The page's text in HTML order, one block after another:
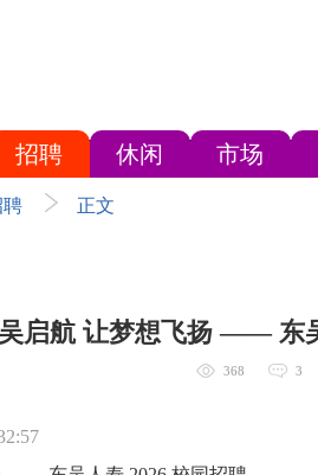
招聘 休闲 市场
聘 正文
启航 让梦想飞扬 —— 东
368 3